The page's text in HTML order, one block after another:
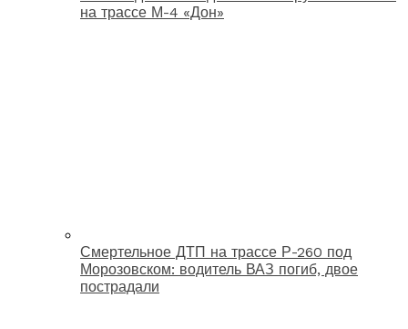
на трассе М-4 «Дон»
Смертельное ДТП на трассе Р-260 под
Морозовском: водитель ВАЗ погиб, двое
пострадали